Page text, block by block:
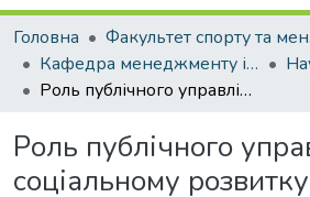
Головна
Кафедра менеджменту і економіки спорту
Роль публічного управління в соціальному розвитку під час глобалізаційних змін і воєнного стану
Роль публічного
соціальному